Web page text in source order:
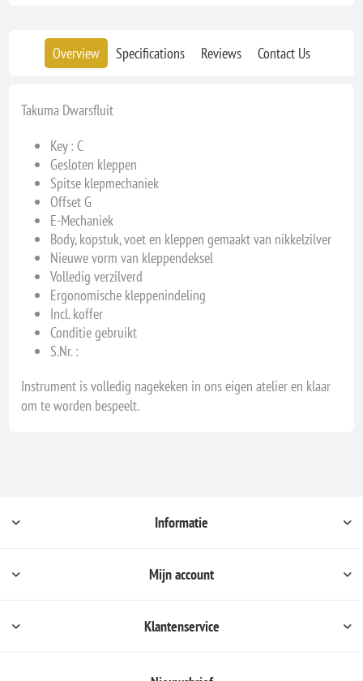
Overview Specifications Reviews Contact Us
Takuma Dwarsfluit
Key : C
Gesloten kleppen
Spitse klepmechaniek
Offset G
E-Mechaniek
Body, kopstuk, voet en kleppen gemaakt van nikkelzilver
Nieuwe vorm van kleppendeksel
Volledig verzilverd
Ergonomische kleppenindeling
Incl. koffer
Conditie gebruikt
S.Nr. :
Instrument is volledig nagekeken in ons eigen atelier en klaar
om te worden bespeelt.
Informatie
Mijn account
Klantenservice